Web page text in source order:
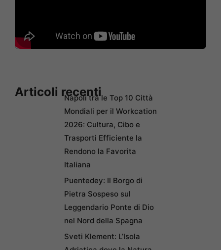
Articoli recentiNapoli tra le Top 10 Città
Mondiali per il Workcation
2026: Cultura, Cibo e
Trasporti Efficiente la
Rendono la Favorita
Italiana
Puentedey: Il Borgo di
Pietra Sospeso sul
Leggendario Ponte di Dio
nel Nord della Spagna
Sveti Klement: L’Isola